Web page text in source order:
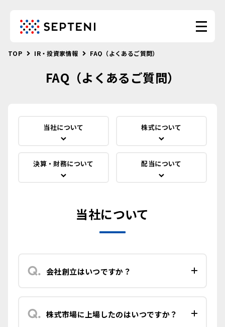
TOP IR・投資家情報 FAQ（よくあるご質問）
FAQ（よくあるご質問）
当社について 株式について
決算・財務について 配当について
当社について
会社創立はいつですか？
株式市場に上場したのはいつですか？